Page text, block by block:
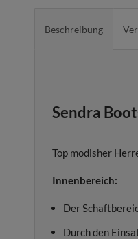
Beschreibung
Sendra
Top modisher
Innenbereich:
Der
Durch den